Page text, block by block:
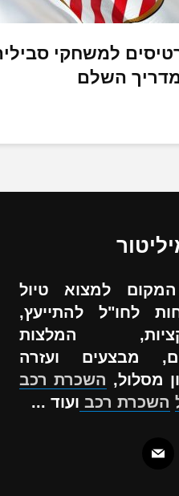
למשחקי
השלם
למצוא טיול
לחו"ל להתייעץ,
המלצות
מבצעים ועזרה
מסלול, השכרת רכב
השכרת רכב ועוד ...